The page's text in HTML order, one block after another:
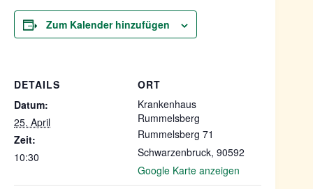
Zum Kalender hinzufügen
DETAILS
Datum:
25. April
Zeit:
10:30
ORT
Krankenhaus
Rummelsberg
Rummelsberg 71
Schwarzenbruck, 90592
Google Karte anzeigen